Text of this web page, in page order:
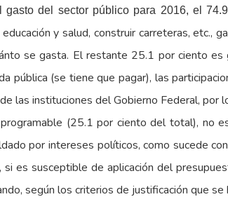
gasto del sector público para 2016, el
y salud, construir carreteras, etc.,
se gasta. El restante 25.1 por ciento
pública (se tiene que pagar), las
las instituciones del Gobierno Federal,
(25.1 por ciento del total), no
por intereses políticos, como sucede
si es susceptible de aplicación del
según los criterios de justificación que